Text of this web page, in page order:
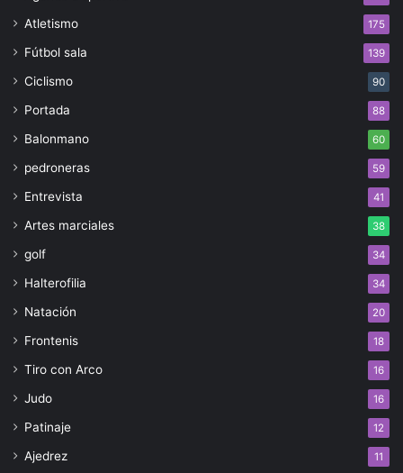
Atletismo 175
Fútbol sala 139
Ciclismo 90
Portada 88
Balonmano 60
pedroneras 59
Entrevista 41
Artes marciales 38
golf 34
Halterofilia 34
Natación 20
Frontenis 18
Tiro con Arco 16
Judo 16
Patinaje 12
Ajedrez 11